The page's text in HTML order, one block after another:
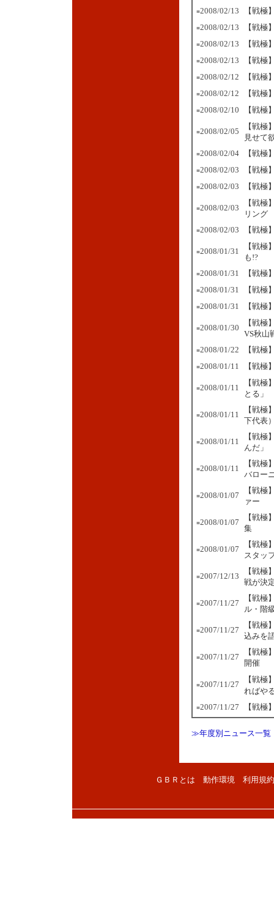
■2008/02/13 【戦極
■2008/02/13 【戦極
■2008/02/13 【戦極
■2008/02/13 【戦極
■2008/02/12 【戦極
■2008/02/12 【戦極
■2008/02/10 【戦極
■2008/02/05
【戦極
見せて
■2008/02/04 【戦極
■2008/02/03 【戦極
■2008/02/03 【戦極
■2008/02/03
【戦極
リング
■2008/02/03 【戦極
■2008/01/31
【戦極
も!?
■2008/01/31 【戦極
■2008/01/31 【戦極
■2008/01/31 【戦極
■2008/01/30
【戦極
VS秋山
■2008/01/22 【戦極
■2008/01/11 【戦極
■2008/01/11
【戦極
とる」
■2008/01/11
【戦極
下代表
■2008/01/11
【戦極
んだ」
■2008/01/11
【戦極
バロー
■2008/01/07
【戦極
ァー
■2008/01/07
【戦極
集
■2008/01/07
【戦極
スタッ
■2007/12/13
【戦極
戦が決
■2007/11/27
【戦極
ル・階
■2007/11/27
【戦極
込みを
■2007/11/27
【戦極
開催
■2007/11/27
【戦極
ればや
■2007/11/27 【戦
≫年度別ニュース一覧
ＧＢＲとは 動作環境 利用規約